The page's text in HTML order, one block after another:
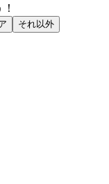
それ以外